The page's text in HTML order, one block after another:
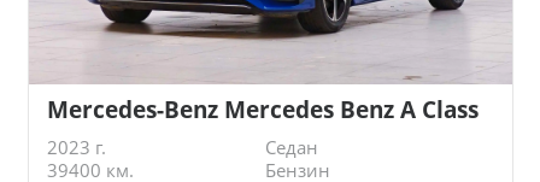
Mercedes-Benz Mercedes Benz A Class
2023 г.
Седан
39400 км.
Бензин